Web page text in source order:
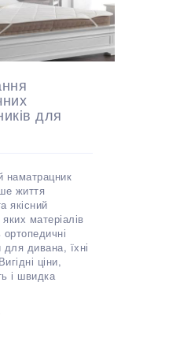
для
наматрацник
життя
якісний
матеріалів
дивана, їхні
ціни,
і швидка